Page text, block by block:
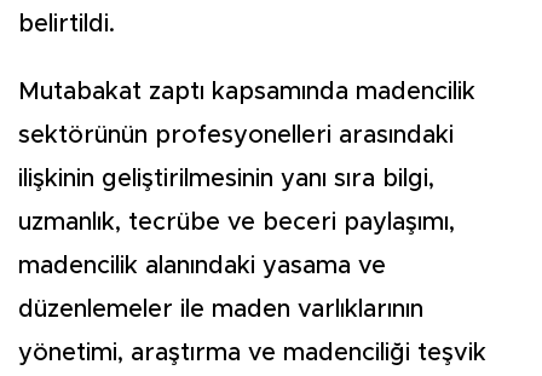
belirtildi.
Mutabakat zaptı kapsamında madencilik
sektörünün profesyonelleri arasındaki
ilişkinin geliştirilmesinin yanı sıra bilgi,
uzmanlık, tecrübe ve beceri paylaşımı,
madencilik alanındaki yasama ve
düzenlemeler ile maden varlıklarının
yönetimi, araştırma ve madenciliği teşvik